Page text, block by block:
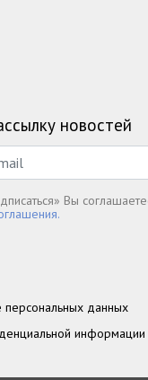
новостей
Вы
данных
информации